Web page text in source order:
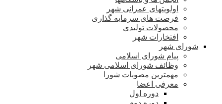
اولویتهای عمرانی شهر
فرصت های سرمایه گذاری
محصولات تولیدی
افتخارات شهر
شورای شهر
پیام شورای اسلامی
وظائف شورای اسلامی شهر
مهمترین مصوبات شورا
معرفی اعضا
دوره اول